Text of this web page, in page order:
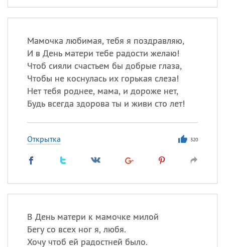
Мамочка любимая, тебя я поздравляю,
И в День матери тебе радости желаю!
Чтоб сияли счастьем бы добрые глаза,
Чтобы не коснулась их горькая слеза!
Нет тебя роднее, мама, и дороже нет,
Будь всегда здорова ты и живи сто лет!
Открытка 320
В День матери к мамочке милой
Бегу со всех ног я, любя.
Хочу чтоб ей радостней было.
происхождение